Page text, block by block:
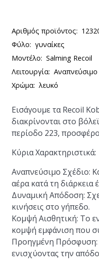
Αριθμός προϊόντος:
Φύλο: γυναίκες
Μοντέλο: Salming Recoil
Λειτουργία: Αναπνεύσιμο
Χρώμα: λευκό
Εισάγουμε ταRecoil
διακρίνονται στο
περίοδο 223,
Κύρια Χαρακτηριστικά:
Αναπνεύσιμο Σχέδιο:
αέρα κατά τη
Δυναμική Απόδοση:
κινήσεις στο γήπεδο.
Κομψή Αισθητική: Το
κομψή εμφάνιση που
Προηγμένη Πρόσφυση:
ενισχύοντας την